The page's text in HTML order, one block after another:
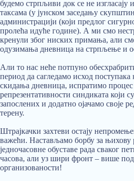
будемо стрпљиви док се не изгласају
таксама (у јунском заседању
администрацији (који предлог
пролећа идуће године). А ми смо
кренули због ниских примања, али
одузимања дневница на стрпљење и
Али то нас неће потпуно
период да сагледамо исход поступака
скидања дневница, испратимо
репрезентативности синдиката који
запослених и додатно ојачамо своје
терену.
Штрајкачки захтеви остају
важећи. Настављамо борбу за њихову
једночасовне обуставе рада сваког
часова, али уз шири фронт – више
организованости!